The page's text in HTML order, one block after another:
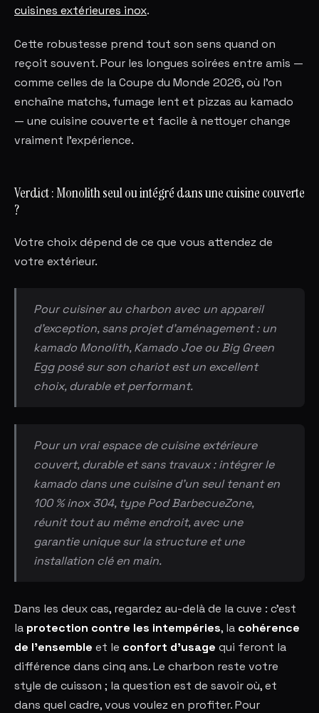
cuisines extérieures inox.
Cette robustesse prend tout son sens quand on
reçoit souvent. Pour les longues soirées entre amis —
comme celles de la Coupe du Monde 2026, où l'on
enchaîne matchs, fumage lent et pizzas au kamado
— une cuisine couverte et facile à nettoyer change
vraiment l'expérience.
Verdict : Monolith seul ou intégré dans une cuisine couverte
?
Votre choix dépend de ce que vous attendez de
votre extérieur.
Pour cuisiner au charbon avec un appareil
d'exception, sans projet d'aménagement : un
kamado Monolith, Kamado Joe ou Big Green
Egg posé sur son chariot est un excellent
choix, durable et performant.
Pour un vrai espace de cuisine extérieure
couvert, durable et sans travaux : intégrer le
kamado dans une cuisine d'un seul tenant en
100 % inox 304, type Pod BarbecueZone,
réunit tout au même endroit, avec une
garantie unique sur la structure et une
installation clé en main.
Dans les deux cas, regardez au-delà de la cuve : c'est
la protection contre les intempéries, la cohérence
de l'ensemble et le confort d'usage qui feront la
différence dans cinq ans. Le charbon reste votre
style de cuisson ; la question est de savoir où, et
dans quel cadre, vous voulez en profiter. Pour